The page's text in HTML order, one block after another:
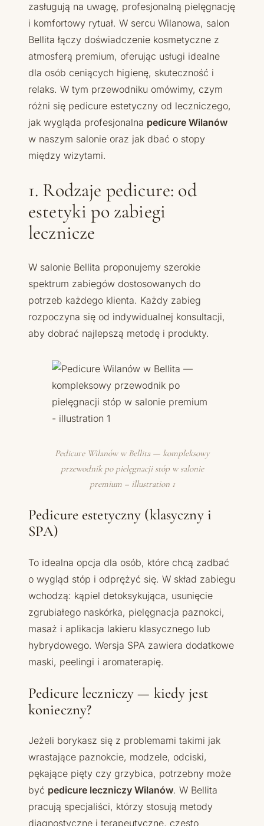
zasługują na uwagę, profesjonalną pielęgnację
i komfortowy rytuał. W sercu Wilanowa, salon
Bellita łączy doświadczenie kosmetyczne z
atmosferą premium, oferując usługi idealne
dla osób ceniących higienę, skuteczność i
relaks. W tym przewodniku omówimy, czym
różni się pedicure estetyczny od leczniczego,
jak wygląda profesjonalna pedicure Wilanów
w naszym salonie oraz jak dbać o stopy
między wizytami.
1. Rodzaje pedicure: od
estetyki po zabiegi
lecznicze
W salonie Bellita proponujemy szerokie
spektrum zabiegów dostosowanych do
potrzeb każdego klienta. Każdy zabieg
rozpoczyna się od indywidualnej konsultacji,
aby dobrać najlepszą metodę i produkty.
Pedicure Wilanów w Bellita — kompleksowy
przewodnik po pielęgnacji stóp w salonie
premium – illustration 1
Pedicure estetyczny (klasyczny i
SPA)
To idealna opcja dla osób, które chcą zadbać
o wygląd stóp i odprężyć się. W skład zabiegu
wchodzą: kąpiel detoksykująca, usunięcie
zgrubiałego naskórka, pielęgnacja paznokci,
masaż i aplikacja lakieru klasycznego lub
hybrydowego. Wersja SPA zawiera dodatkowe
maski, peelingi i aromaterapię.
Pedicure leczniczy — kiedy jest
konieczny?
Jeżeli borykasz się z problemami takimi jak
wrastające paznokcie, modzele, odciski,
pękające pięty czy grzybica, potrzebny może
być pedicure leczniczy Wilanów. W Bellita
pracują specjaliści, którzy stosują metody
diagnostyczne i terapeutyczne, często